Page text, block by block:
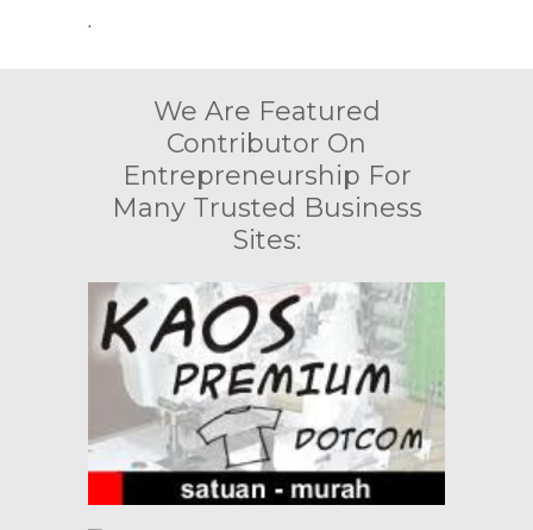
.
We Are Featured
Contributor On
Entrepreneurship For
Many Trusted Business
Sites: